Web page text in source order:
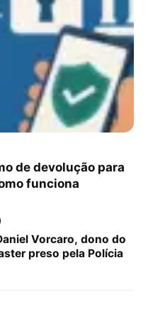
de devolução para
funciona
Vorcaro, dono do
preso pela Polícia